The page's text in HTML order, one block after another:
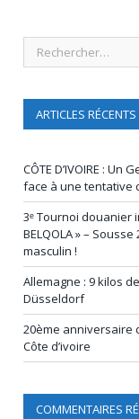
ARTICLES RÉCENTS
CÔTE D’IVOIRE :
face à une tentative
3ᵉ Tournoi douanier
BELQOLA » –
masculin !
Allemagne : 9 kilos
Düsseldorf
20ème anniversaire
Côte d’ivoire
COMMENTAIRES